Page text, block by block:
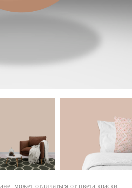
может отличаться от цвета краски